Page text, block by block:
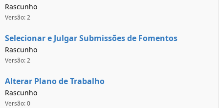
Rascunho
Versão: 2
Selecionar e Julgar Submissões de Fomentos
Rascunho
Versão: 2
Alterar Plano de Trabalho
Rascunho
Versão: 0